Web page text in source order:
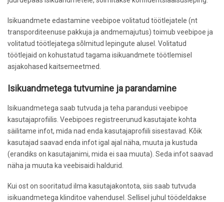
Isikuandmete edastamine veebipoe volitatud töötlejatele (nt
transporditeenuse pakkuja ja andmemajutus) toimub veebipoe ja
volitatud töötlejatega sõlmitud lepingute alusel. Volitatud
töötlejaid on kohustatud tagama isikuandmete töötlemisel
asjakohased kaitsemeetmed.
Isikuandmetega tutvumine ja parandamine
Isikuandmetega saab tutvuda ja teha parandusi veebipoe
kasutajaprofiilis. Veebipoes registreerunud kasutajate kohta
säilitame infot, mida nad enda kasutajaprofiili sisestavad. Kõik
kasutajad saavad enda infot igal ajal näha, muuta ja kustuda
(erandiks on kasutajanimi, mida ei saa muuta). Seda infot saavad
näha ja muuta ka veebisaidi haldurid.
Kui ost on sooritatud ilma kasutajakontota, siis saab tutvuda
isikuandmetega klinditoe vahendusel. Sellisel juhul töödeldakse